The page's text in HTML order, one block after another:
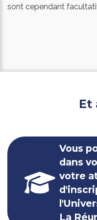
ou spécialisées.
apprendre comment
codification,
précisément des
de votre produit. Vous
parmi les différentes
retranscription
Ce cours sur les études
les techniques et
sont cependant
Et
Vous
dans
votre
La